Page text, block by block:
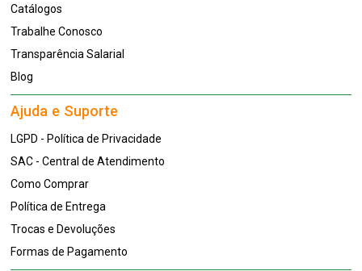
Catálogos
Trabalhe Conosco
Transparência Salarial
Blog
Ajuda e Suporte
LGPD - Política de Privacidade
SAC - Central de Atendimento
Como Comprar
Política de Entrega
Trocas e Devoluções
Formas de Pagamento